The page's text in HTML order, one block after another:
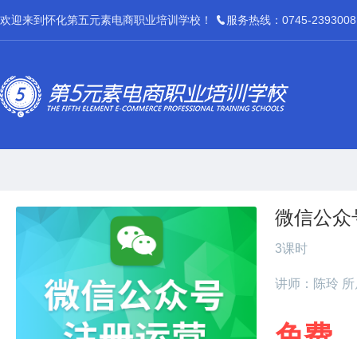
欢迎来到怀化第五元素电商职业培训学校！ 服务热线：0745-2393008
微信公众
3课时
讲师：陈玲